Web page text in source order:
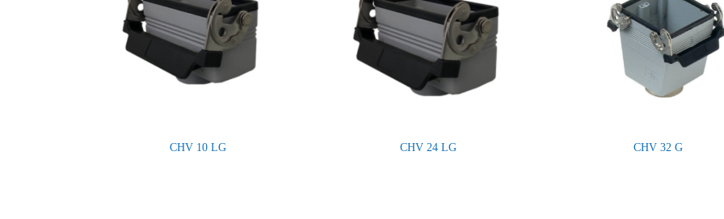
CHV 10 LG CHV 24 LG CHV 32 G